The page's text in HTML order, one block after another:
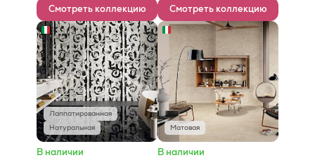
Смотреть коллекцию Смотреть коллекцию
Лаппатированная
Натуральная
В наличии
Матовая
В наличии